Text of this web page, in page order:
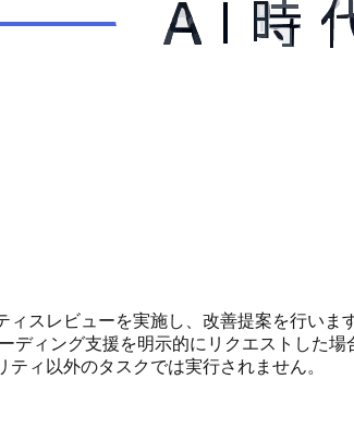
スレビューを実施し、改善提案を行い
ディング支援を明示的にリクエストした
ィ以外のタスクでは実行されません。